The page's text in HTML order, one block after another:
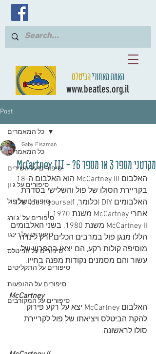
האמת מאחוריהביטלס
www.beatles.org.il
Post
כל המאמרים
סיפורים על השירים
סיפורים על ג'ון
סיפורים על פול
סיפורים על 'ג'ורג
סיפורים על רינגו
סיפורים על הביטלס
סיפורים על התקליטים
סיפורים על ההופעות
סיפורים על המקורבים
כל המאמרים
מקרטני מספר 3 או מספר 6? - McCartney III
Gaby Fiszman
בקריירת הסולו של פול והשלישי בסדרת
האלבומים DIY (כלומר, do it yourself) שלו,
אחרי McCartney משנת 1970, ו-
McCartney II משנת 1980. בשני האלבומים
הללו מנגן פול במרבים הכלים, ורק לינדה
מוסיפה קולות רקע, הם יצאו בהפרש של
עשור והם מסמנים נקודות מפנה בחייו.
McCartney
האלבום McCartney יצא על רקע פירוק
להקת הביטלס ויציאתו של פול לקריירת
סולו לראשונה.